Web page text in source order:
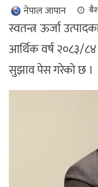
नेपाल जापान
स्वतन्त्र ऊर्जा
आर्थिक वर्ष २०८३/
सुझाव पेस गरेको छ ।